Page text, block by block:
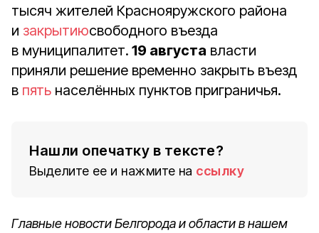
тысяч жителей Краснояружского района
и закрытиюсвободного въезда
в муниципалитет. 19 августа власти
приняли решение временно закрыть въезд
в пять населённых пунктов приграничья.
Нашли опечатку в тексте?
Выделите ее и нажмите на ссылку
Главные новости Белгорода и области в нашем